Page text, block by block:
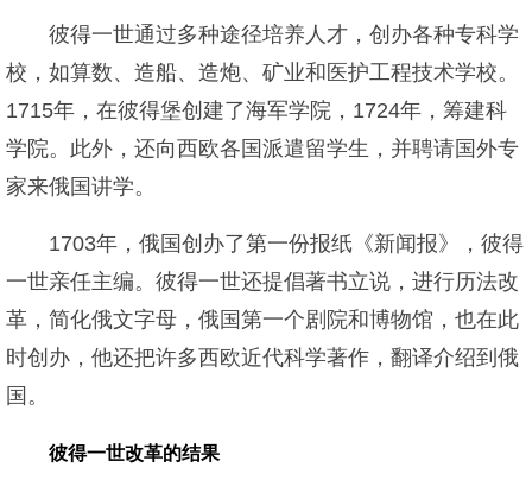
彼得一世通过多种途径培养人才，创办各种专科学
校，如算数、造船、造炮、矿业和医护工程技术学校。
1715年，在彼得堡创建了海军学院，1724年，筹建科
学院。此外，还向西欧各国派遣留学生，并聘请国外专
家来俄国讲学。
1703年，俄国创办了第一份报纸《新闻报》，彼得
一世亲任主编。彼得一世还提倡著书立说，进行历法改
革，简化俄文字母，俄国第一个剧院和博物馆，也在此
时创办，他还把许多西欧近代科学著作，翻译介绍到俄
国。
彼得一世改革的结果